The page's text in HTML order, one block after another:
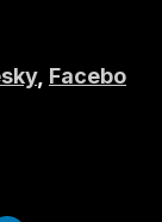
, Facebo